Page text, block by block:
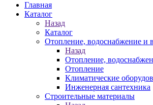
Главная
Каталог
Назад
Каталог
Отопление, водоснабжение и
Назад
Отопление,
Отопление
Климатические
Инженерная сантехника
Строительные материалы